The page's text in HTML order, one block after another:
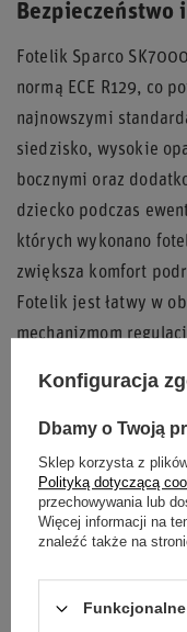
Fotelik Sparco
normą ECE R129, co
najnowszymi
siedzisko, wysokie
bocznymi oraz
dziecko podczas
których wykonano
zwiększa komfort
Fotelik jest łatwy w
mechanizmom
SK7000I?
Wieloletnie
dostosowujący
Komfort i
Konfiguracja
Dbamy o Twoją
Sklep korzysta z
Polityką dotyczącą
przechowywania lub
Więcej informacji na
znaleźć także na